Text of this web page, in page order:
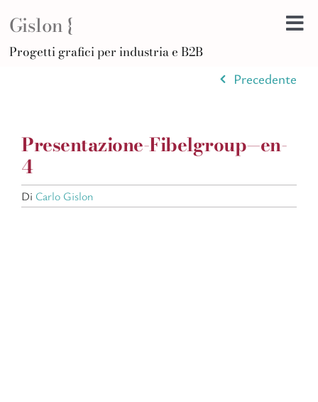
Gislon {
Progetti grafici per industria e B2B
Precedente
Presentazione-Fibelgroup—en-
4
Di Carlo Gislon